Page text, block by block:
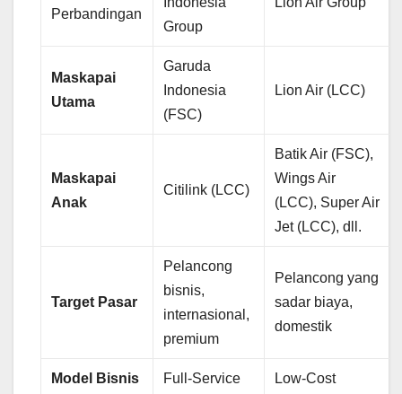
Perbandingan
Group
Maskapai
Utama
Garuda
Indonesia
(FSC)
Lion Air (LCC)
Maskapai
Anak
Citilink (LCC)
Batik Air (FSC),
Wings Air
(LCC), Super Air
Jet (LCC), dll.
Target Pasar
Pelancong
bisnis,
internasional,
premium
Pelancong yang
sadar biaya,
domestik
Model Bisnis
Full-Service
Low-Cost